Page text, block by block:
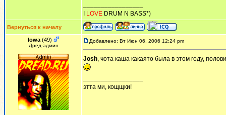
LOVE DRUM N BASS*)
Вернуться к началу
Iowa (49)
Дред-админ
Добавлено: Вт Июн 06, 2006 12:24 pm
Josh, чота каша какаято была в этом году,
этта ми, кощщки!